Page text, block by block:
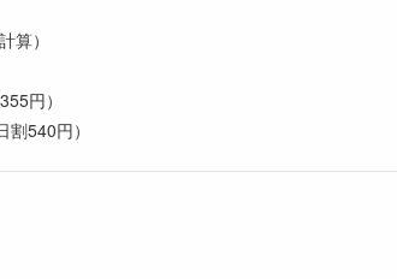
算）
円）
540円）